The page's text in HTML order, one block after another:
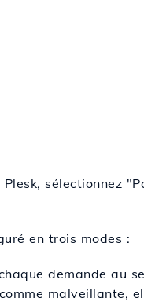
sélectionnez
en trois modes :
demande au
malveillante,